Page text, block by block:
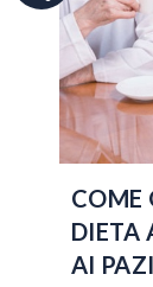
COME
DIETA
AI